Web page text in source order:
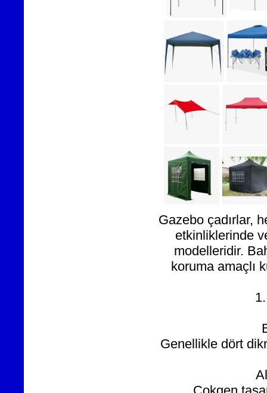
Gazebo çadırlar,
etkinliklerinde
modelleridir.
koruma amaçlı
Genellikle dört